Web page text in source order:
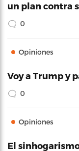
un plan contra
0
Opiniones
Voy a Trump y
0
Opiniones
El